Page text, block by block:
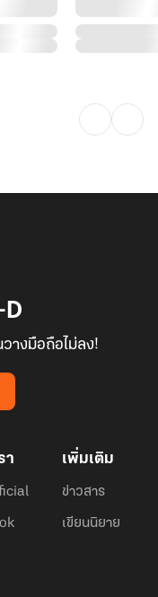
างมือถือไม่ลง!
า เพิ่มเติม
ข่าวสาร
เขียนนิยาย